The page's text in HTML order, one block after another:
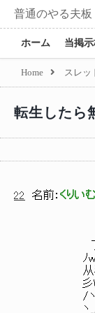
普通のやる夫板
ホーム 当掲
Home スレッ
転生したら
22 名前： くりい
了从Ｗ
ﾉwＷ从
从ミ少
彡W~ _,
/ヽ-弋ﾐ
ヽ_,､